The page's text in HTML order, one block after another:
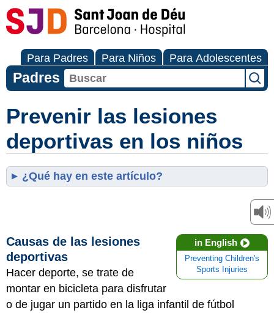
Para Padres Para Niños Para Adolescentes
Padres
Prevenir las lesiones
deportivas en los niños
¿Qué hay en este artículo?
in English
Preventing Children's
Sports Injuries
Causas de las lesiones
deportivas
Hacer deporte, se trate de
montar en bicicleta para disfrutar
o de jugar un partido en la liga infantil de fútbol